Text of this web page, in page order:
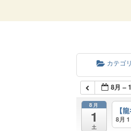
カテゴ
8月 –
8月
1
土
【
8月